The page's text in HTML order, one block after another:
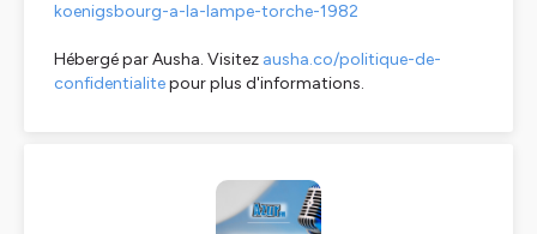
koenigsbourg-a-la-lampe-torche-1982
Hébergé par Ausha. Visitez ausha.co/politique-de-
confidentialitepour plus d'informations.